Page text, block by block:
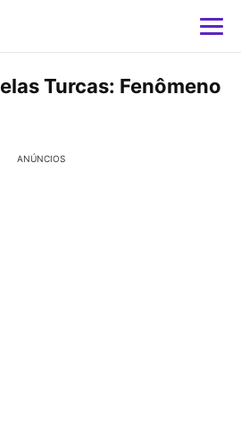
Turcas: Fenômeno
ANÚNCIOS